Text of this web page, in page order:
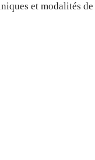
et modalités de